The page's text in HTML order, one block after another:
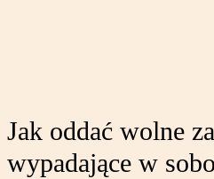
Jak oddać wolne
wypadające w